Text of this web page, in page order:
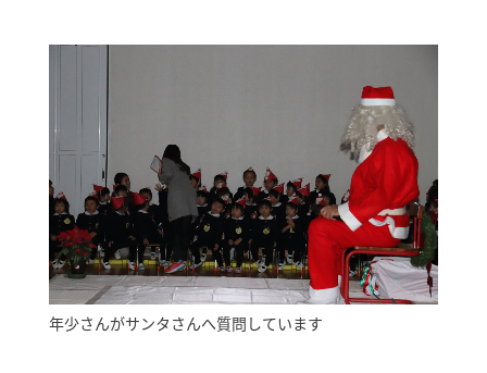
年少さんがサンタさんへ質問しています